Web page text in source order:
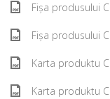
Fișa produsului
Fișa produsului
Karta produktu
Karta produktu